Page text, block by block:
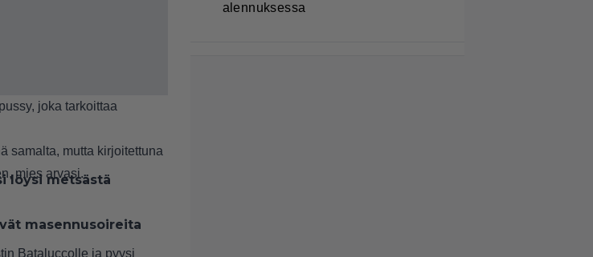
joka tarkoittaa
samalta, mutta kirjoitettuna
mies arvasi.
löysi metsästä
masennusoireita
Bataluccolle ja pyysi
alennuksessa